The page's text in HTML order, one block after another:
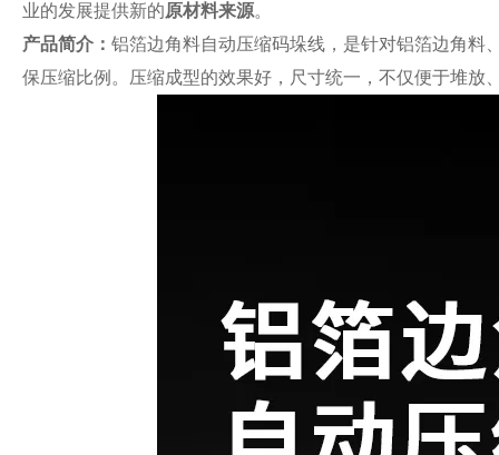
业的发展提供新的原材料来源。
产品简介： 铝箔边角料自动压缩码垛线，是针对铝箔边角料
保压缩比例。压缩成型的效果好，尺寸统一，不仅便于堆